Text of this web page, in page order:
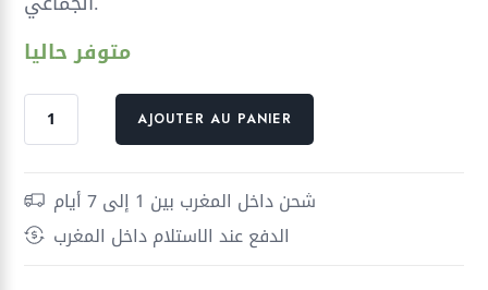
متوفر حاليا
quantité
في
التاريخ
والسياسة
AJOUTER AU PANIER
شحن داخل المغرب بين 1 إلى 7 أيام
الدفع عند الاستلام داخل المغرب